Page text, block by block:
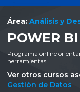
Área: Análisis y
POWER
Programa online
herramientas
Ver otros cursos
Gestión de Datos